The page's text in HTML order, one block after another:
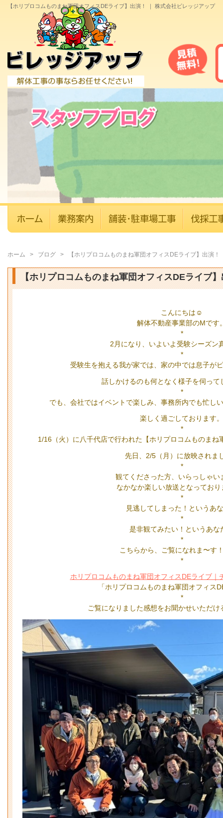
【ホリプロコムものまね軍団オフィスDEライブ】出演！ ｜ 株式会社ビレッジアップ
ホーム > ブログ > 【ホリプロコムものまね軍団オフィスDEライブ】出演！
【ホリプロコムものまね軍団オフィスDEライブ
こんにちは☺️
解体不動産事業部のMです
*
2月になり、いよいよ受験シーズン
*
受験生を抱える我が家では、家の中では息子が
話しかけるのも何となく様子を伺って
*
でも、会社ではイベントで楽しみ、事務所内でも忙し
楽しく過ごしております。
*
1/16（火）に八千代店で行われた【ホリプロコムものまね
先日、2/5（月）に放映されま
*
観てくださった方、いらっしゃい
なかなか楽しい放送となってお
*
見逃してしまった！というあ
*
是非観てみたい！というあな
*
こちらから、ご覧になれま〜す
*
ホリプロコムものまね軍団オフィスDEライブ｜
「ホリプロコムものまね軍団オフィス
*
ご覧になりました感想をお聞かせいただけ